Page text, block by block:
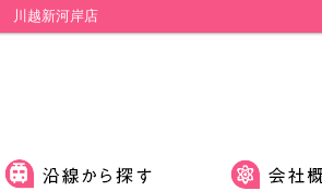
川越新河岸店